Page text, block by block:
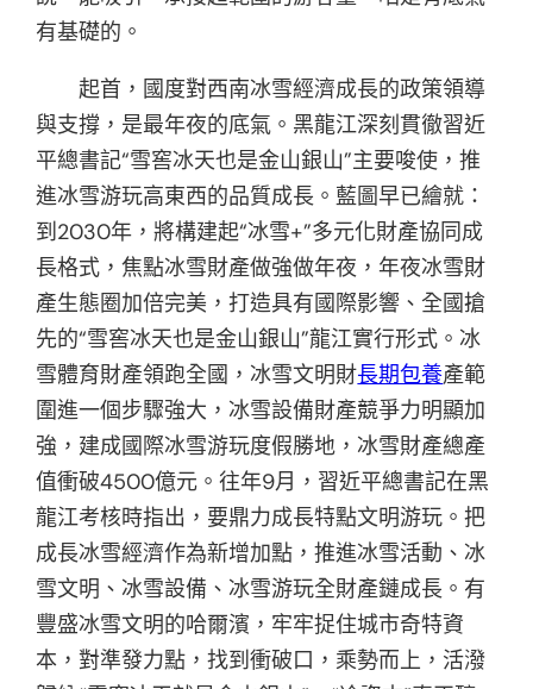
有基礎的。
起首，國度對西南冰雪經濟成長的政策領導
與支撐，是最年夜的底氣。黑龍江深刻貫徹習近
平總書記“雪窖冰天也是金山銀山”主要唆使，推
進冰雪游玩高東西的品質成長。藍圖早已繪就：
到2030年，將構建起“冰雪+”多元化財產協同成
長格式，焦點冰雪財產做強做年夜，年夜冰雪財
產生態圈加倍完美，打造具有國際影響、全國搶
先的“雪窖冰天也是金山銀山”龍江實行形式。冰
雪體育財產領跑全國，冰雪文明財長期包養產範
圍進一個步驟強大，冰雪設備財產競爭力明顯加
強，建成國際冰雪游玩度假勝地，冰雪財產總產
值衝破4500億元。往年9月，習近平總書記在黑
龍江考核時指出，要鼎力成長特點文明游玩。把
成長冰雪經濟作為新增加點，推進冰雪活動、冰
雪文明、冰雪設備、冰雪游玩全財產鏈成長。有
豐盛冰雪文明的哈爾濱，牢牢捉住城市奇特資
本，對準發力點，找到衝破口，乘勢而上，活潑